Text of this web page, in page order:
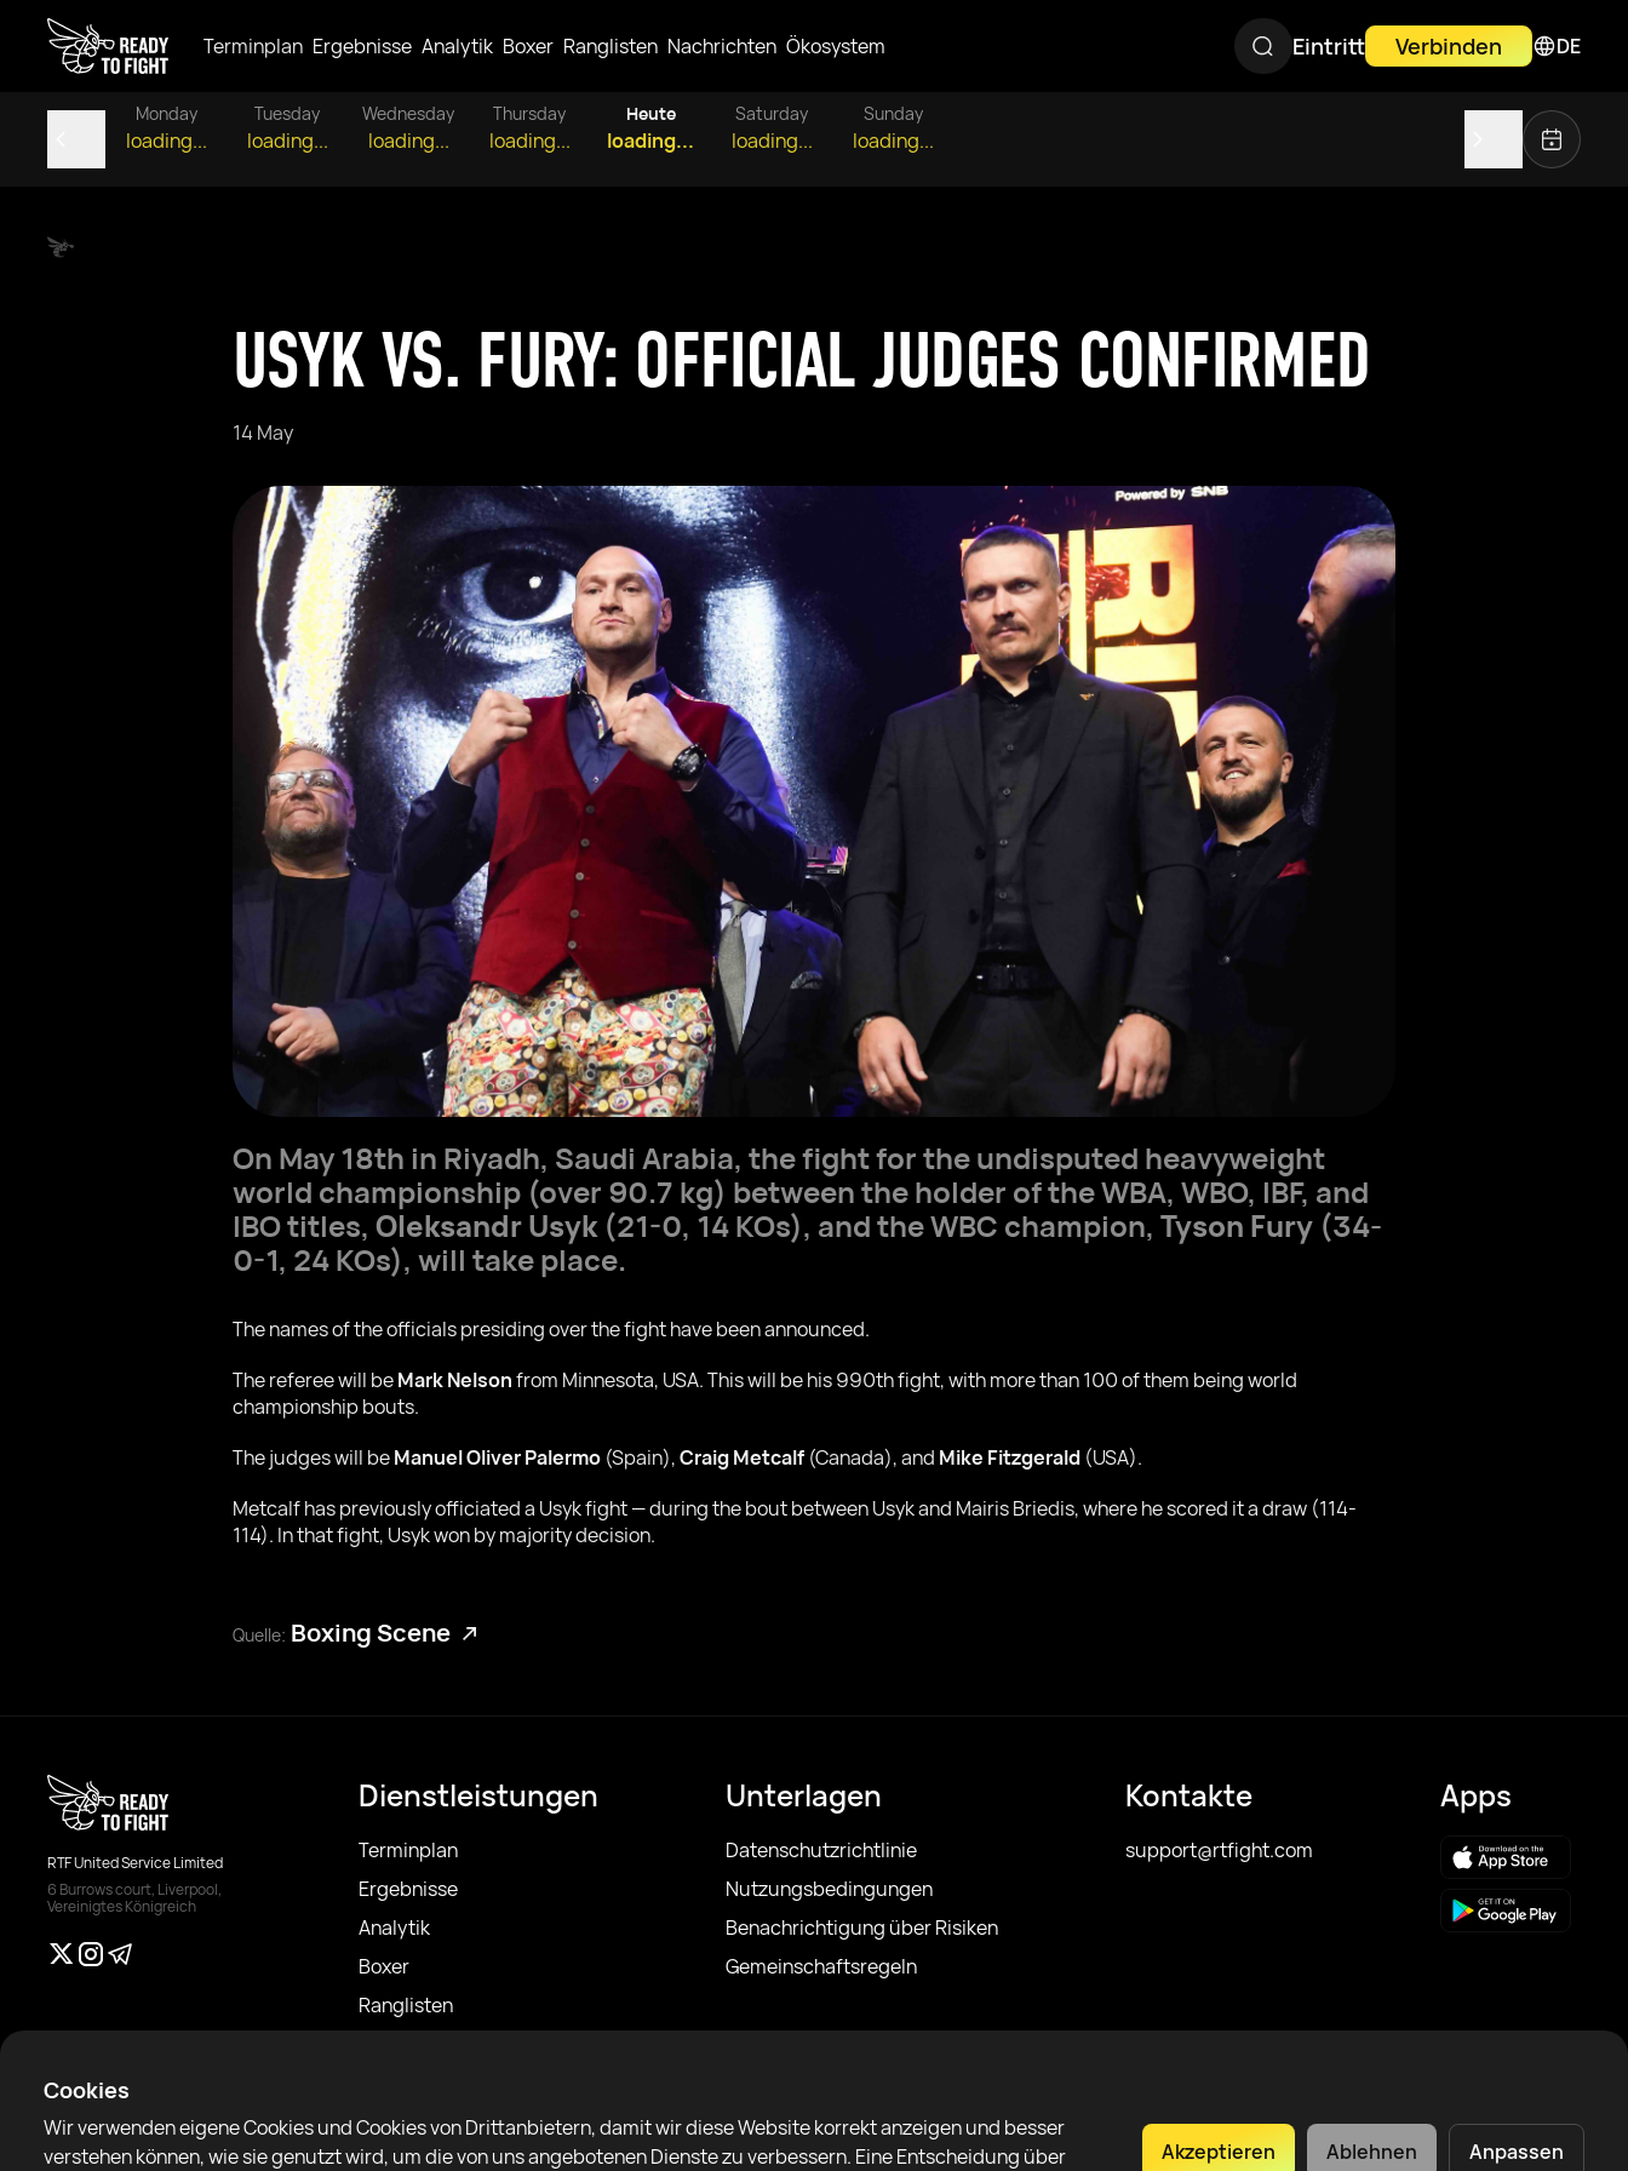
Terminplan Ergebnisse Analytik Boxer Ranglisten Nachrichten Ökosystem Eintritt Verbinden DE
Monday
loading...
Tuesday
loading...
Wednesday
loading...
Thursday
loading...
Heute
loading...
Saturday
loading...
Sunday
loading...
Cookies
Wir verwenden eigene Cookies und Cookies von Drittanbietern, damit wir diese Website korrekt anzeigen und besser
verstehen können, wie sie genutzt wird, um die von uns angebotenen Dienste zu verbessern. Eine Entscheidung über
Akzeptieren Ablehnen Anpassen
USYK VS. FURY: OFFICIAL JUDGES CONFIRMED
14 May
On May 18th in Riyadh, Saudi Arabia, the fight for the undisputed heavyweight
world championship (over 90.7 kg) between the holder of the WBA, WBO, IBF, and
IBO titles, Oleksandr Usyk(21-0, 14 KOs), and the WBC champion, Tyson Fury (34-
0-1, 24 KOs), will take place.
The names of the officials presiding over the fight have been announced.
The referee will beMark Nelsonfrom Minnesota, USA. This will be his 990th fight, with more than 100 of them being world
championship bouts.
The judges will beManuel Oliver Palermo (Spain),Craig Metcalf (Canada), and Mike Fitzgerald (USA).
Metcalf has previously officiated a Usyk fight — during the bout between Usyk and Mairis Briedis, where he scored it a draw (114-
114). In that fight, Usyk won by majority decision.
Quelle: Boxing Scene
RTF United Service Limited
6 Burrows court, Liverpool,
Vereinigtes Königreich
Dienstleistungen
Terminplan
Ergebnisse
Analytik
Boxer
Ranglisten
Sparring Finder
Unterlagen
Datenschutzrichtlinie
Nutzungsbedingungen
Benachrichtigung über Risiken
Gemeinschaftsregeln
Kontakte
support@rtfight.com
Apps